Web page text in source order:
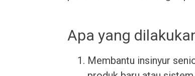
Apa yang
Membantu insinyur